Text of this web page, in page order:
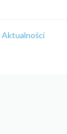
Aktualności